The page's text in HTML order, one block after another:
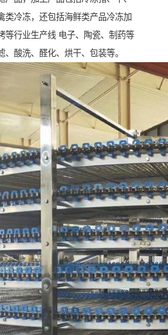
类冷冻，还包括海鲜类产品冷冻加
等行业生产线 电子、陶瓷、制药等
、酸洗、醛化、烘干、包装等。